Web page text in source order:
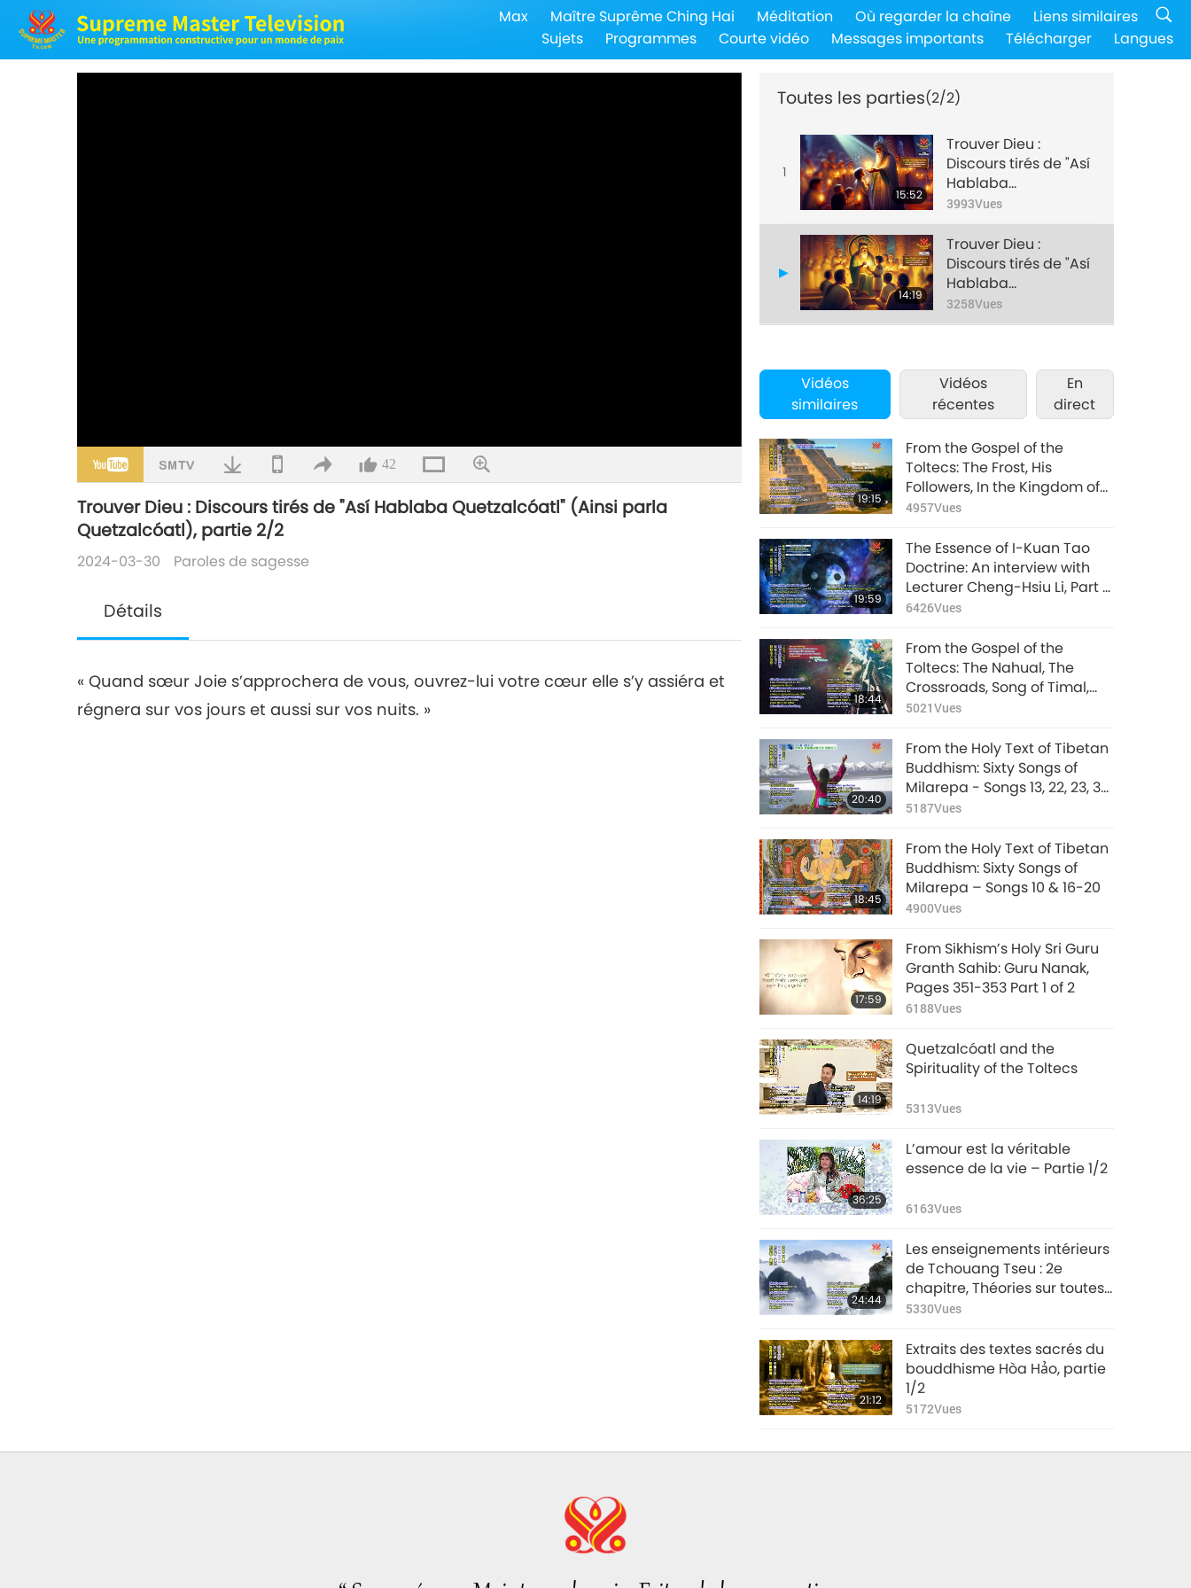
Max Maître Suprême Ching Hai Méditation Où regarder la chaîne
Liens similaires
Sujets
Programmes Courte vidéo Messages importants Télécharger Langues
42
Trouver Dieu : Discours tirés de "Así Hablaba Quetzalcóatl" (Ainsi parla
Quetzalcóatl), partie 2/2
2024-03-30 Paroles de sagesse
Détails
« Quand sœur Joie s’approchera de vous, ouvrez-lui votre cœur elle s’y assiéra et
régnera sur vos jours et aussi sur vos nuits. »
Toutes les parties(2/2)
1
15:52
Trouver Dieu :
Discours tirés de "Así
Hablaba
Quetzalcóatl" (Ainsi
parla Quetzalcóatl),
partie 1/2
3993Vues
14:19
Trouver Dieu :
Discours tirés de "Así
Hablaba
Quetzalcóatl" (Ainsi
parla Quetzalcóatl),
3258Vues
Vidéos
similaires
Vidéos
récentes
En
direct
19:15
From the Gospel of the
Toltecs: The Frost, His
Followers, In the Kingdom of
the South, The Well, In Cholula
4957Vues
19:59
The Essence of I-Kuan Tao
Doctrine: An interview with
Lecturer Cheng-Hsiu Li, Part 1
of 2
6426Vues
18:44
From the Gospel of the
Toltecs: The Nahual, The
Crossroads, Song of Timal,
and In the Fountain
5021Vues
20:40
From the Holy Text of Tibetan
Buddhism: Sixty Songs of
Milarepa - Songs 13, 22, 23, 33,
37
5187Vues
18:45
From the Holy Text of Tibetan
Buddhism: Sixty Songs of
Milarepa – Songs 10 & 16-20
4900Vues
17:59
From Sikhism’s Holy Sri Guru
Granth Sahib: Guru Nanak,
Pages 351-353 Part 1 of 2
6188Vues
14:19
Quetzalcóatl and the
Spirituality of the Toltecs
5313Vues
36:25
L’amour est la véritable
essence de la vie – Partie 1/2
6163Vues
24:44
Les enseignements intérieurs
de Tchouang Tseu : 2e
chapitre, Théories sur toutes
les choses étant égales
5330Vues
21:12
Extraits des textes sacrés du
bouddhisme Hòa Hảo, partie
1/2
5172Vues